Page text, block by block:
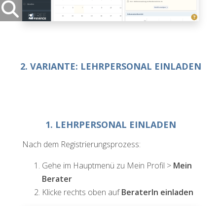
2. VARIANTE: LEHRPERSONAL EINLADEN
1. LEHRPERSONAL EINLADEN
Nach dem Registrierungsprozess:
Gehe im Hauptmenü zu Mein Profil > Mein
Berater
Klicke rechts oben aufBeraterIn einladen